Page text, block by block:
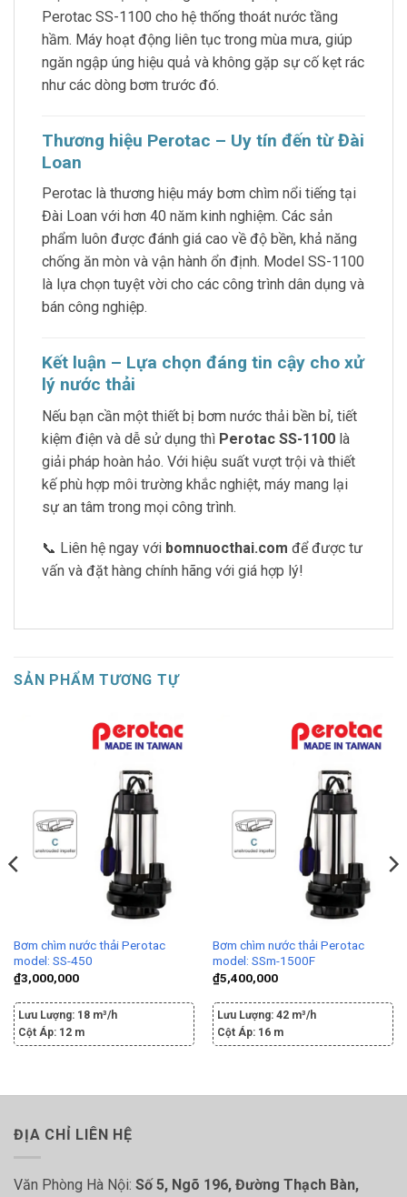
Perotac SS-1100 cho hệ thống thoát nước tầng
hầm. Máy hoạt động liên tục trong mùa mưa, giúp
ngăn ngập úng hiệu quả và không gặp sự cố kẹt rác
như các dòng bơm trước đó.
Thương hiệu Perotac – Uy tín đến từ Đài
Loan
Perotac là thương hiệu máy bơm chìm nổi tiếng tại
Đài Loan với hơn 40 năm kinh nghiệm. Các sản
phẩm luôn được đánh giá cao về độ bền, khả năng
chống ăn mòn và vận hành ổn định. Model SS-1100
là lựa chọn tuyệt vời cho các công trình dân dụng và
bán công nghiệp.
Kết luận – Lựa chọn đáng tin cậy cho xử
lý nước thải
Nếu bạn cần một thiết bị bơm nước thải bền bỉ, tiết
kiệm điện và dễ sử dụng thì Perotac SS-1100 là
giải pháp hoàn hảo. Với hiệu suất vượt trội và thiết
kế phù hợp môi trường khắc nghiệt, máy mang lại
sự an tâm trong mọi công trình.
📞 Liên hệ ngay với bomnuocthai.com để được tư
vấn và đặt hàng chính hãng với giá hợp lý!
SẢN PHẨM TƯƠNG TỰ
Bơm chìm nước thải Perotac
model: SS-450
₫3,000,000
Lưu Lượng: 18 m³/h
Cột Áp: 12 m
Bơm chìm nước thải Perotac
model: SSm-1500F
₫5,400,000
Lưu Lượng: 42 m³/h
Cột Áp: 16 m
ĐỊA CHỈ LIÊN HỆ
Văn Phòng Hà Nội: Số 5, Ngõ 196, Đường Thạch Bàn,